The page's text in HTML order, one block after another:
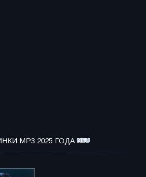
MP3 2025 ГОДА